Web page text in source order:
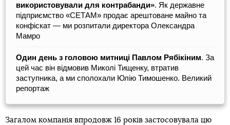
використовували для контрабанди». Як державне
підприємство «СЕТАМ» продає арештоване майно та
конфіскат — ми розпитали директора Олександра
Мамро
Один день з головою митниці Павлом Рябікіним. За
цей час він відмовив Миколі Тищенку, втратив
заступника, а ми сполохали Юлію Тимошенко. Великий
репортаж
Загалом компанія впродовж 16 років застосовувала цю